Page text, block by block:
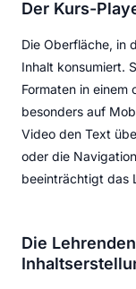
Der Kurs-
Die Oberfläche, in
Inhalt konsumiert.
Formaten in
besonders auf
Video den Text
oder die
beeinträchtigt das
Die